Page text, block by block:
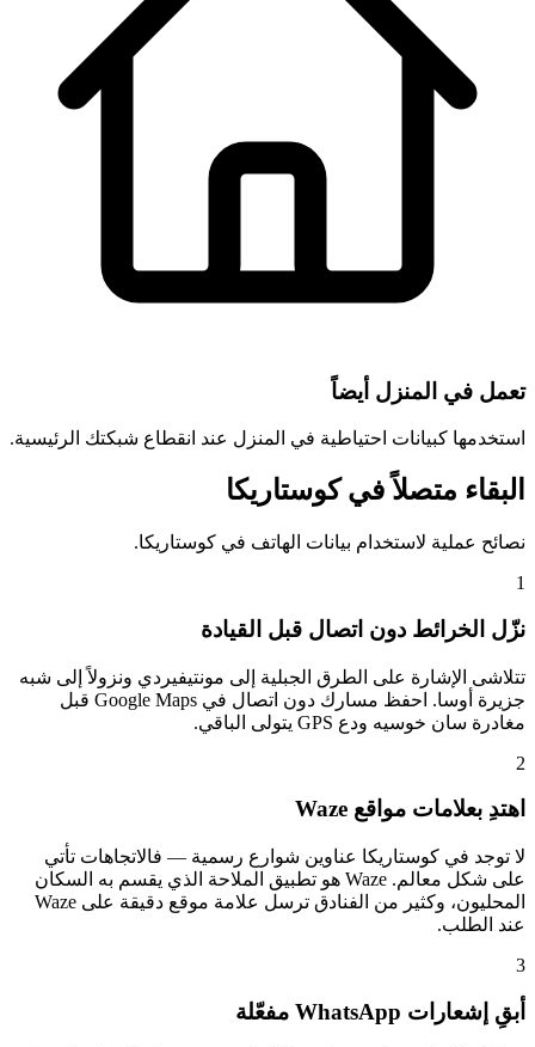
تعمل في المنزل أيضاً
استخدمها كبيانات احتياطية في المنزل عند انقطاع شبكتك الرئيسية.
البقاء متصلاً في كوستاريكا
نصائح عملية لاستخدام بيانات الهاتف في كوستاريكا.
1
نزّل الخرائط دون اتصال قبل القيادة
تتلاشى الإشارة على الطرق الجبلية إلى مونتيفيردي ونزولاً إلى شبه
جزيرة أوسا. احفظ مسارك دون اتصال في Google Maps قبل
مغادرة سان خوسيه ودع GPS يتولى الباقي.
2
اهتدِ بعلامات مواقع Waze
لا توجد في كوستاريكا عناوين شوارع رسمية — فالاتجاهات تأتي
على شكل معالم. Waze هو تطبيق الملاحة الذي يقسم به السكان
المحليون، وكثير من الفنادق ترسل علامة موقع دقيقة على Waze
عند الطلب.
3
أبقِ إشعارات WhatsApp مفعّلة